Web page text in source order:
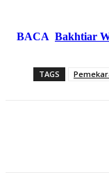
BACA Bakhtiar
TAGS